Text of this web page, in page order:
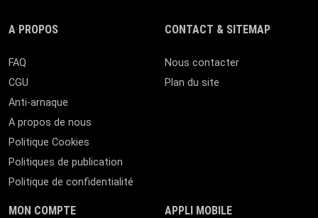
A PROPOS
FAQ
CGU
Anti-arnaque
A propos de nous
Politique Cookies
Politiques de publication
Politique de confidentialité
CONTACT & SITEMAP
Nous contacter
Plan du site
MON COMPTE APPLI MOBILE